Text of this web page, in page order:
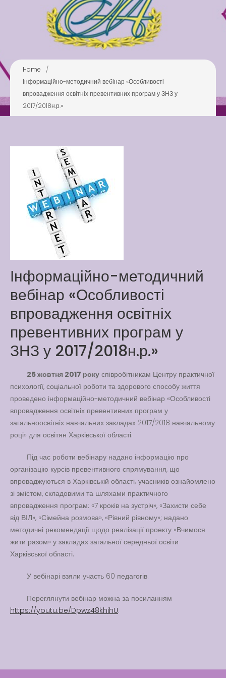
Pool
Play is Our Brain’s Favorite
Latter match class
Вакансії
Вакансії
Публічна
інформація
Читати далі
Home
/
Інформаційно-методичний вебінар «Особливості
впровадження освітніх превентивних програм у ЗНЗ у
2017/2018н.р.»
Інформаційно-методичний
вебінар «Особливості
впровадження освітніх
превентивних програм у
ЗНЗ у 2017/2018н.р.»
25 жовтня 2017 року співробітникам Центру практичної
психології, соціальної роботи та здорового способу життя
проведено інформаційно-методичний вебінар «Особливості
впровадження освітніх превентивних програм у
загальноосвітніх навчальних закладах 2017/2018 навчальному
році» для освітян Харківської області.
Під час роботи вебінару надано інформацію про
організацію курсів превентивного спрямування, що
впроваджуються в Харківській області; учасників ознайомлено
зі змістом, складовими та шляхами практичного
впровадження програм: «7 кроків на зустріч», «Захисти себе
від ВІЛ», «Сімейна розмова», «Рівний рівному»; надано
методичні рекомендації щодо реалізації проекту «Вчимося
жити разом» у закладах загальної середньої освіти
Харківської області.
У вебінарі взяли участь 60 педагогів.
Переглянути вебінар можна за посиланням
https://youtu.be/Dpwz48khihU.